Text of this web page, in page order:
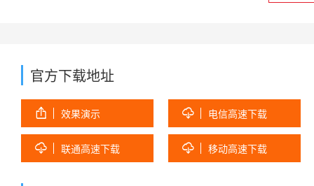
官方下载地址
 效果演示  电信高速下载
 联通高速下载  移动高速下载